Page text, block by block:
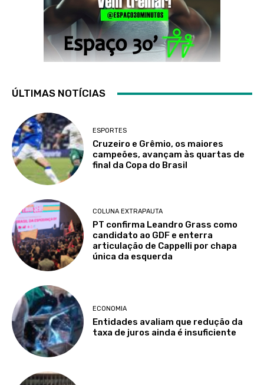
ÚLTIMAS NOTÍCIAS
ESPORTES
Cruzeiro e Grêmio, os maiores
campeões, avançam às quartas de
final da Copa do Brasil
COLUNA EXTRAPAUTA
PT confirma Leandro Grass como
candidato ao GDF e enterra
articulação de Cappelli por chapa
única da esquerda
ECONOMIA
Entidades avaliam que redução da
taxa de juros ainda é insuficiente